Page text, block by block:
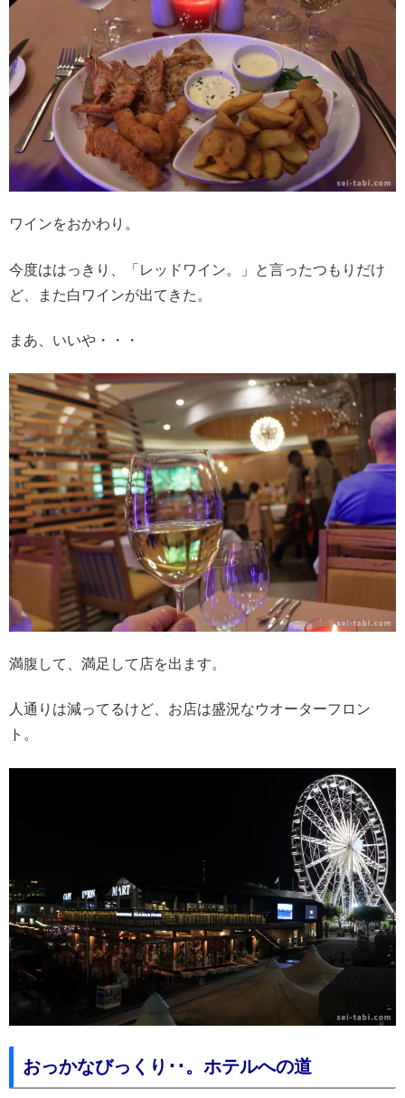
ワインをおかわり。
今度ははっきり、「レッドワイン。」と言ったつもりだけ
ど、また白ワインが出てきた。
まあ、いいや・・・
満腹して、満足して店を出ます。
人通りは減ってるけど、お店は盛況なウオーターフロン
ト。
おっかなびっくり･･。ホテルへの道